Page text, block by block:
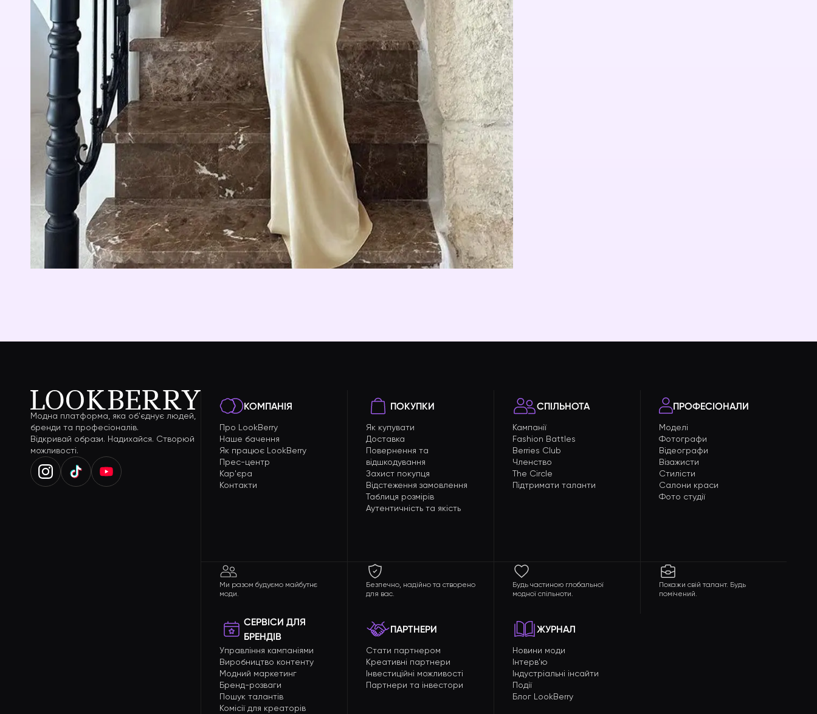
Модна платформа, яка об'єднує людей,
бренди та професіоналів.
Відкривай образи. Надихайся. Створюй
можливості.
КОМПАНІЯ
Про LookBerry
Наше бачення
Як працює LookBerry
Прес-центр
Кар'єра
Контакти
Ми разом будуємо майбутнє
моди.
ПОКУПКИ
Як купувати
Доставка
Повернення та
відшкодування
Захист покупця
Відстеження замовлення
Таблиця розмірів
Аутентичність та якість
Безпечно, надійно та створено
для вас.
СПІЛЬНОТА
Кампанії
Fashion Battles
Berries Club
Членство
The Circle
Підтримати таланти
Будь частиною глобальної
модної спільноти.
ПРОФЕСІОНАЛИ
Моделі
Фотографи
Відеографи
Візажисти
Стилісти
Салони краси
Фото студії
Покажи свій талант. Будь
помічений.
СЕРВІСИ ДЛЯ
БРЕНДІВ
Управління кампаніями
Виробництво контенту
Модний маркетинг
Бренд-розваги
Пошук талантів
Комісії для креаторів
ПАРТНЕРИ
Стати партнером
Креативні партнери
Інвестиційні можливості
Партнери та інвестори
ЖУРНАЛ
Новини моди
Інтерв'ю
Індустріальні інсайти
Події
Блог LookBerry